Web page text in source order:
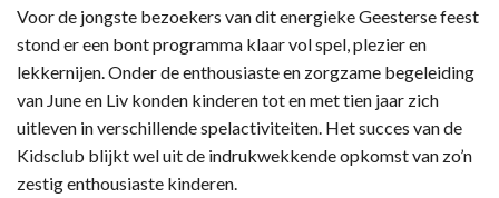
Voor de jongste bezoekers van dit energieke Geesterse feest
stond er een bont programma klaar vol spel, plezier en
lekkernijen. Onder de enthousiaste en zorgzame begeleiding
van June en Liv konden kinderen tot en met tien jaar zich
uitleven in verschillende spelactiviteiten. Het succes van de
Kidsclub blijkt wel uit de indrukwekkende opkomst van zo’n
zestig enthousiaste kinderen.